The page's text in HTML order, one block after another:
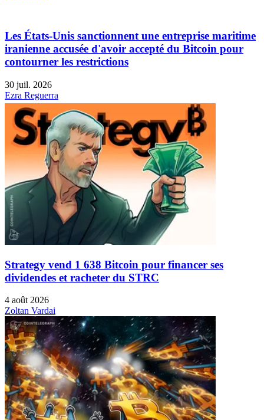
Les États-Unis sanctionnent une entreprise maritime
iranienne accusée d'avoir accepté du Bitcoin pour
contourner les restrictions
30 juil. 2026
Ezra Reguerra
Strategy vend 1 638 Bitcoin pour financer ses
dividendes et racheter du STRC
4 août 2026
Zoltan Vardai